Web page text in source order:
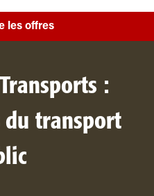
les offres
:
du transport